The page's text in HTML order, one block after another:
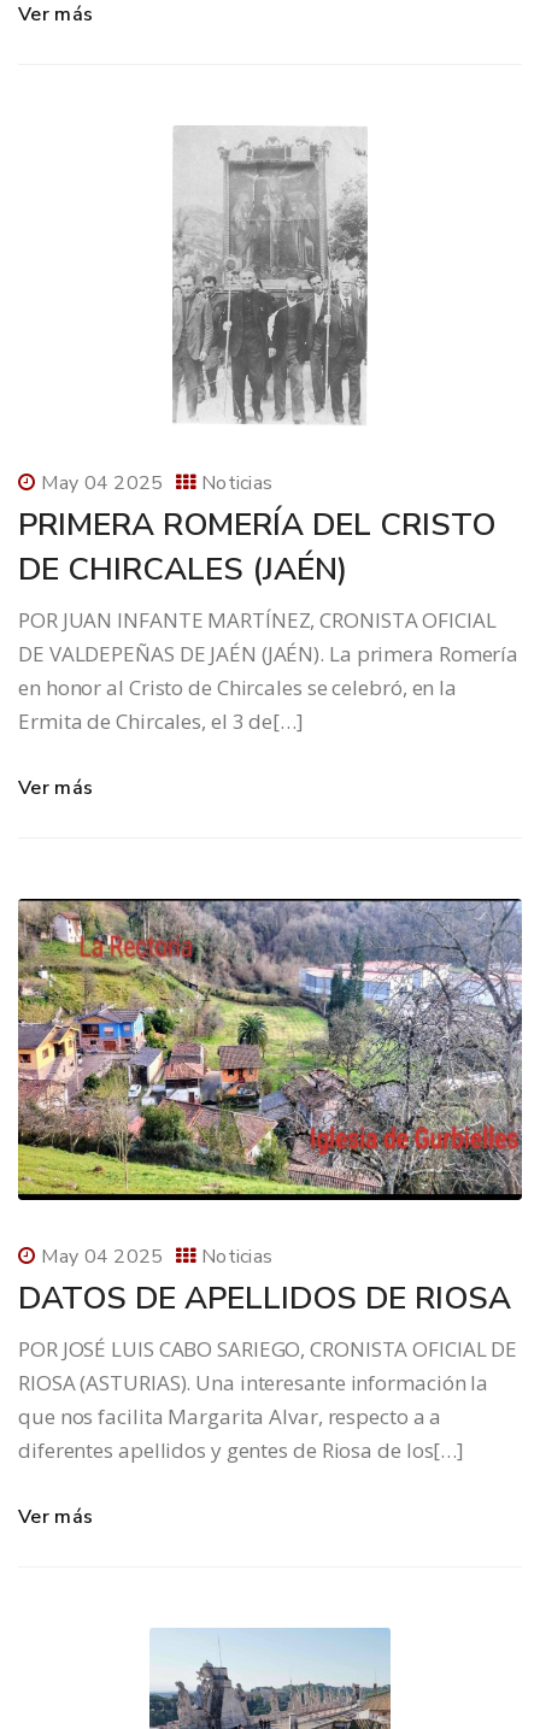
Ver más
May 04 2025 Noticias
PRIMERA ROMERÍA DEL CRISTO
DE CHIRCALES (JAÉN)
POR JUAN INFANTE MARTÍNEZ, CRONISTA OFICIAL
DE VALDEPEÑAS DE JAÉN (JAÉN). La primera Romería
en honor al Cristo de Chircales se celebró, en la
Ermita de Chircales, el 3 de[…]
Ver más
May 04 2025 Noticias
DATOS DE APELLIDOS DE RIOSA
POR JOSÉ LUIS CABO SARIEGO, CRONISTA OFICIAL DE
RIOSA (ASTURIAS). Una interesante información la
que nos facilita Margarita Alvar, respecto a a
diferentes apellidos y gentes de Riosa de los[…]
Ver más